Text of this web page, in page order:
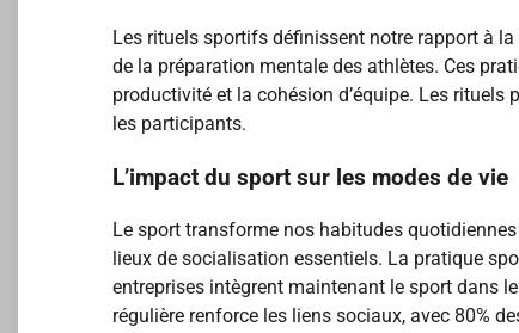
Les rituels sportifs définissent notre rapport à
de la préparation mentale des athlètes. Ces
productivité et la cohésion d’équipe. Les
les participants.
L’impact du sport sur les modes de vie
Le sport transforme nos habitudes
lieux de socialisation essentiels. La pratique
entreprises intègrent maintenant le sport dans
régulière renforce les liens sociaux, avec 80%